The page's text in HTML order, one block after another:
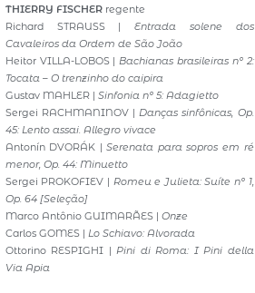
THIERRY FISCHERregente
Richard STRAUSS |Entrada solene dos
Cavaleiros da Ordem de São João
Heitor VILLA-LOBOS |Bachianas brasileiras nº 2:
Tocata – O trenzinho do caipira
Gustav MAHLER | Sinfonia nº 5: Adagietto
Sergei RACHMANINOV |Danças sinfônicas, Op.
45: Lento assai. Allegro vivace
Antonín DVORÁK |Serenata para sopros em ré
menor, Op. 44: Minuetto
Sergei PROKOFIEV | Romeu e Julieta: Suíte nº 1,
Op. 64 [Seleção]
Marco Antônio GUIMARÃES | Onze
Carlos GOMES | Lo Schiavo: Alvorada
Ottorino RESPIGHI |Pini di Roma: I Pini della
Via Apia